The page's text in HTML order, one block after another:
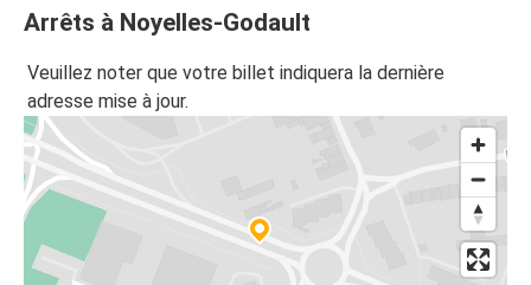
Arrêts à Noyelles-Godault
Veuillez noter que votre billet indiquera la dernière
adresse mise à jour.